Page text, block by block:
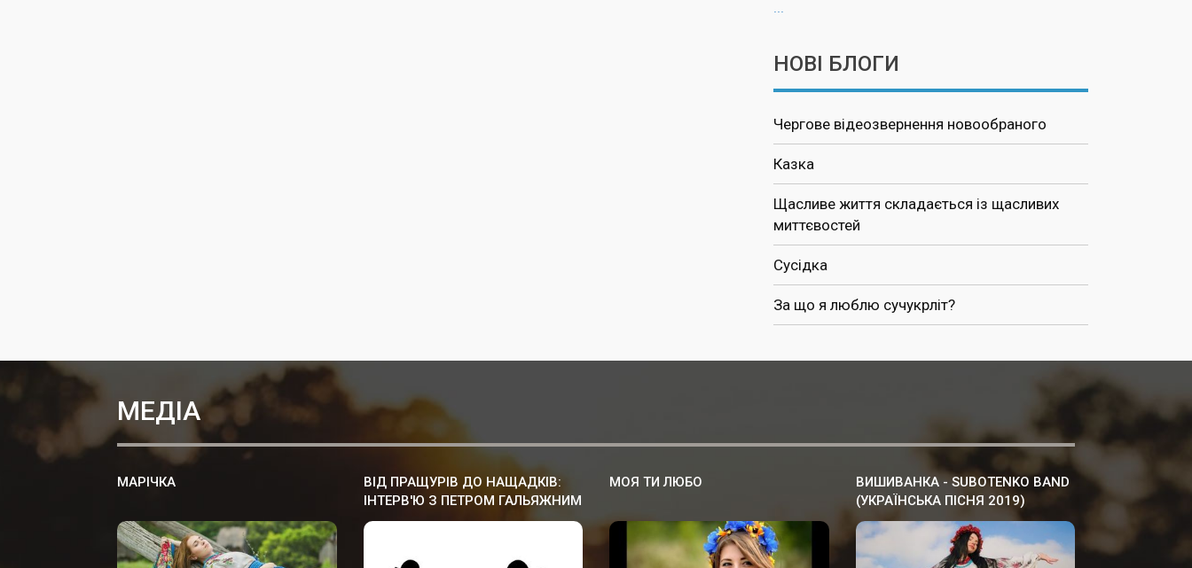
...
НОВІ БЛОГИ
Чергове відеозвернення новообраного
Казка
Щасливе життя складається із щасливих
миттєвостей
Сусідка
За що я люблю сучукрліт?
МЕДІА
МАРІЧКА
ВІД ПРАЩУРІВ ДО НАЩАДКІВ:
ІНТЕРВ'Ю З ПЕТРОМ ГАЛЬЯЖНИМ
МОЯ ТИ ЛЮБО
ВИШИВАНКА - SUBOTENKO BAND
(УКРАЇНСЬКА ПІСНЯ 2019)